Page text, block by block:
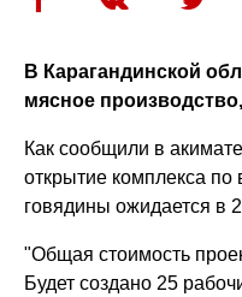
В Карагандинской
мясное
Как сообщили в
открытие комплекса
говядины ожидается в
"Общая стоимость
Будет создано 25